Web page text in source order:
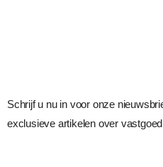
Schrijf u nu in voor onze
exclusieve artikelen over